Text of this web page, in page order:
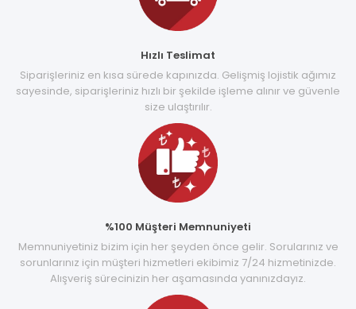
Hızlı Teslimat
Siparişleriniz en kısa sürede kapınızda. Gelişmiş lojistik ağımız
sayesinde, siparişleriniz hızlı bir şekilde işleme alınır ve güvenle
size ulaştırılır.
%100 Müşteri Memnuniyeti
Memnuniyetiniz bizim için her şeyden önce gelir. Sorularınız ve
sorunlarınız için müşteri hizmetleri ekibimiz 7/24 hizmetinizde.
Alışveriş sürecinizin her aşamasında yanınızdayız.